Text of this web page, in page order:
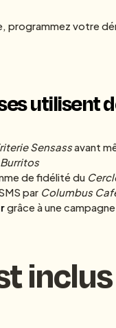
programmez votre
utilisent
Sensassavant
de fidélité du
par Columbus
grâce à une